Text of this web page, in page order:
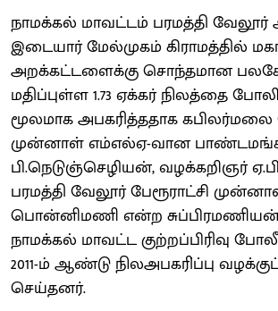
நாமக்கல் மாவட்டம் பரமத்தி வேலூர்
இடையார் மேல்முகம் கிராமத்தில்
அறக்கட்டளைக்கு சொந்தமான
மதிப்புள்ள 1.73 ஏக்கர் நிலத்தை
மூலமாக அபகரித்ததாக கபிலர்மலை
முன்னாள் எம்எல்ஏ-வான
பி.நெடுஞ்செழியன், வழக்கறிஞர்
பரமத்தி வேலூர் பேரூராட்சி
பொன்னிமணி என்ற
நாமக்கல் மாவட்ட குற்றப்பிரிவு
2011-ம் ஆண்டு நிலஅபகரி்ப்பு
செய்தனர்.